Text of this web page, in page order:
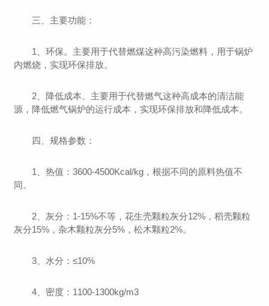
三、主要功能：
1、环保。主要用于代替燃煤这种高污染燃料，用于锅炉
内燃烧，实现环保排放。
2、降低成本。主要用于代替燃气这种高成本的清洁能
源，降低燃气锅炉的运行成本，实现环保排放和降低成本。
四、规格参数：
1、热值：3600-4500Kcal/kg，根据不同的原料热值不
同。
2、灰分：1-15%不等，花生壳颗粒灰分12%，稻壳颗粒
灰分15%，杂木颗粒灰分5%，松木颗粒2%。
3、水分：≤10%
4、密度：1100-1300kg/m3